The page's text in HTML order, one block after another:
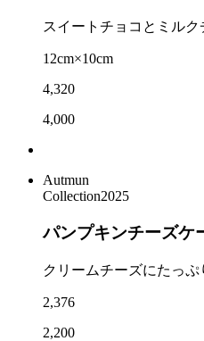
スイートチョコとミル
12cm×10cm
4,320
4,000
Autmun
Collection2025
パンプキンチーズケ
クリームチーズにたっ
2,376
2,200